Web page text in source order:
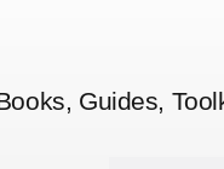
Guides,